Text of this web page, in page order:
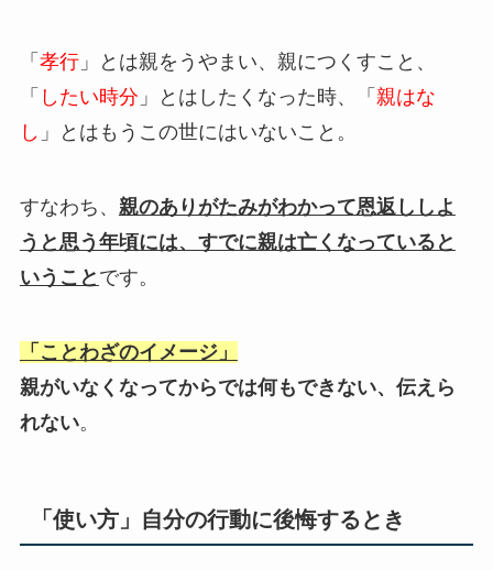
「 孝行」とは親をうやまい、親につくすこと、
「 したい時分 」とはしたくなった時、「 親はな
し 」とはもうこの世にはいないこと。
すなわち、 親のありがたみがわかって恩返ししよ
うと思う年頃には、すでに親は亡くなっていると
いうこと です。
「ことわざのイメージ」
親がいなくなってからでは何もできない、伝えら
れない。
「使い方」自分の行動に後悔するとき